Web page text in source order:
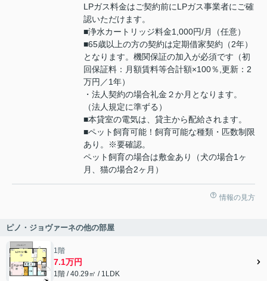
LPガス料金はご契約前にLPガス事業者にご確
認いただけます。
■浄水カートリッジ料金1,000円/月（任意）
■65歳以上の方の契約は定期借家契約（2年）
となります。機関保証の加入が必須です（初
回保証料：月額賃料等合計額×100％,更新：2
万円／1年）
・法人契約の場合礼金２か月となります。
（法人規定に準ずる）
■本貸室の電気は、貸主から配給されます。
■ペット飼育可能！飼育可能な種類・匹数制限
あり。※要確認。
ペット飼育の場合は敷金あり（犬の場合1ヶ
月、猫の場合2ヶ月）
情報の見方
ピノ・ジョヴァーネの他の部屋
1階
7.1万円
1階 / 40.29㎡ / 1LDK